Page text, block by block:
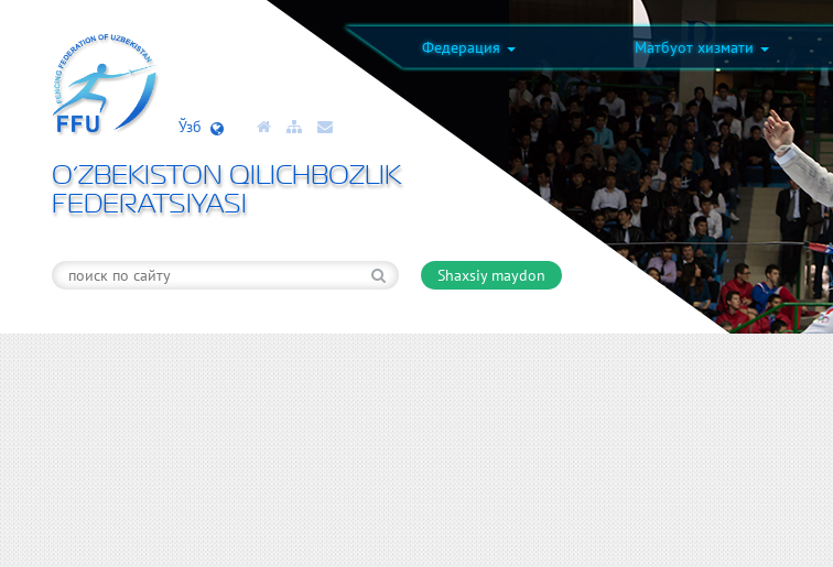
Федерация Матбуот хизмати
Ўзб
O’ZBEKISTON QILICHBOZLIK
FEDERATSIYASI
Shaxsiy maydon